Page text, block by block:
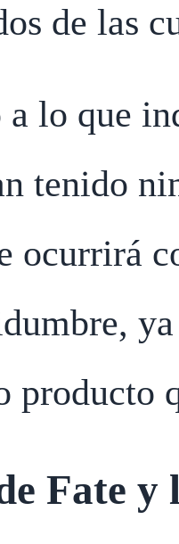
de las
a lo que
tenido
ocurrirá
producto
Fate y